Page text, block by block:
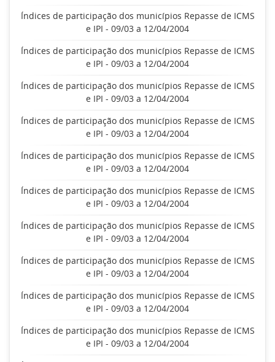
Índices de participação dos municípios Repasse de ICMS
e IPI - 09/03 a 12/04/2004
Índices de participação dos municípios Repasse de ICMS
e IPI - 09/03 a 12/04/2004
Índices de participação dos municípios Repasse de ICMS
e IPI - 09/03 a 12/04/2004
Índices de participação dos municípios Repasse de ICMS
e IPI - 09/03 a 12/04/2004
Índices de participação dos municípios Repasse de ICMS
e IPI - 09/03 a 12/04/2004
Índices de participação dos municípios Repasse de ICMS
e IPI - 09/03 a 12/04/2004
Índices de participação dos municípios Repasse de ICMS
e IPI - 09/03 a 12/04/2004
Índices de participação dos municípios Repasse de ICMS
e IPI - 09/03 a 12/04/2004
Índices de participação dos municípios Repasse de ICMS
e IPI - 09/03 a 12/04/2004
Índices de participação dos municípios Repasse de ICMS
e IPI - 09/03 a 12/04/2004